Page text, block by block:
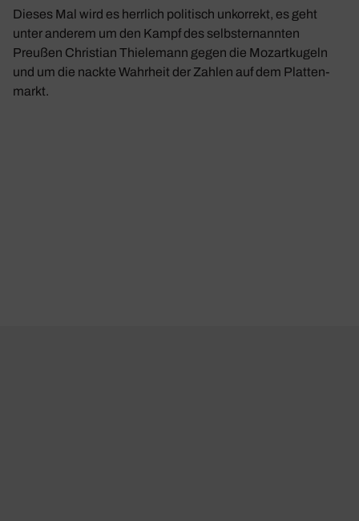
Dieses Mal wird es herr­lich poli­tisch unkor­rekt, es geht
unter anderem um den Kampf des selbst­er­nannten
Preußen Chris­tian Thie­le­mann gegen die Mozart­ku­geln
und um die nackte Wahr­heit der Zahlen auf dem Plat­ten­
markt.